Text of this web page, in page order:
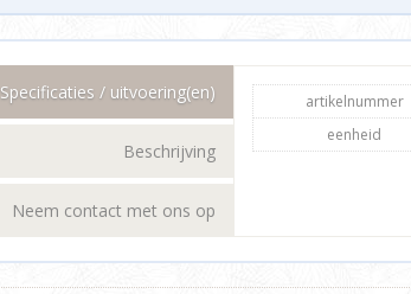
Specificaties / uitvoering(en)
Beschrijving
Neem contact met ons op
artikelnummer
eenheid